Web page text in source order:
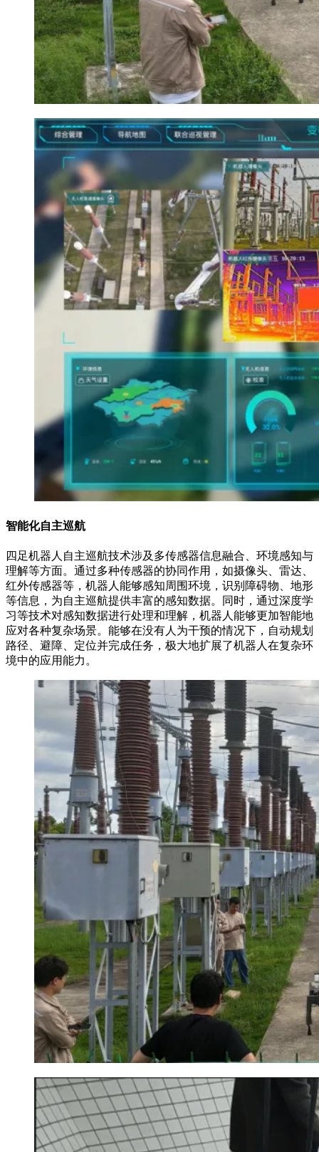
智能化自主巡航
四足机器人自主巡航技术涉及多传感器信息融合、环境感知与
理解等方面。通过多种传感器的协同作用，如摄像头、雷达、
红外传感器等，机器人能够感知周围环境，识别障碍物、地形
等信息，为自主巡航提供丰富的感知数据。同时，通过深度学
习等技术对感知数据进行处理和理解，机器人能够更加智能地
应对各种复杂场景。能够在没有人为干预的情况下，自动规划
路径、避障、定位并完成任务，极大地扩展了机器人在复杂环
境中的应用能力。